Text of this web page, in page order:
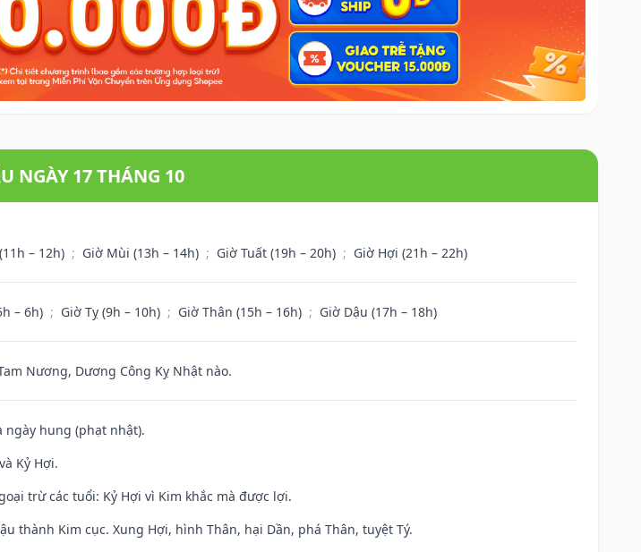
NGÀY 17 THÁNG 10
– 12h) ; Giờ Mùi (13h – 14h) ; Giờ Tuất (19h – 20h) ; Giờ Hợi (21h – 22h)
– 6h) ; Giờ Tỵ (9h – 10h) ; Giờ Thân (15h – 16h) ; Giờ Dậu (17h – 18h)
Nương, Dương Công Kỵ Nhật nào.
ngày hung (phạt nhật).
Kỷ Hợi.
trừ các tuổi: Kỷ Hợi vì Kim khắc mà được lợi.
thành Kim cục. Xung Hợi, hình Thân, hại Dần, phá Thân, tuyệt Tý.